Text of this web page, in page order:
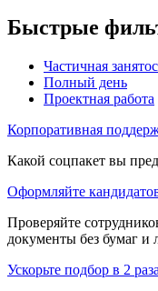
Быстрые
Частичная
Полный день
Проектная работа
Корпоративная
Какой соцпакет вы
Оформляйте
Проверяйте
документы без бумаг и
Ускорьте подбор в 2